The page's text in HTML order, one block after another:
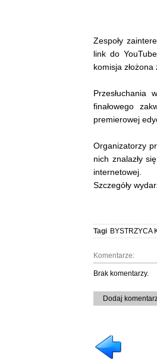
Zespoły
link do
komisja
Przesłuchania
finałowego
premierowej
Organizatorzy
nich znalazły
internetowej.
Szczegóły
Tagi BYSTRZYCA
Komentarze:
Brak komentarzy.
Dodaj